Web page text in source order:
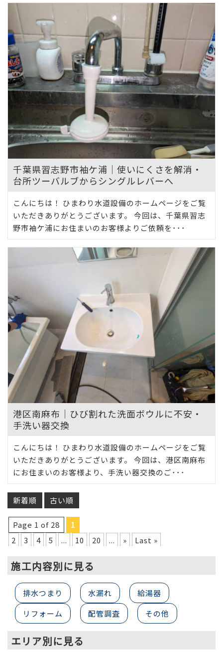
千葉県習志野市袖ケ浦｜使いにくさを解消・
台所ツーバルブからシングルレバーへ
こんにちは！ ひまわり水道設備のホームページをご覧
いただきありがとうございます。 今回は、千葉県習志
野市袖ケ浦にお住まいのお客様よりご依頼を･･･
港区南麻布｜ひび割れた洗面ボウルに不安・
手洗い器交換
こんにちは！ ひまわり水道設備のホームページをご覧
いただきありがとうございます。 今回は、港区南麻布
にお住まいのお客様より、手洗い器交換のご･･･
新着順 古い順
Page 1 of 28
1
2
3 4 5 ... 10 20 ... » Last »
施工内容別に見る
排水つまり 水漏れ
給湯器
リフォーム
配管調査 その他
エリア別に見る